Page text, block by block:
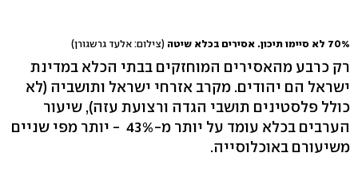
70% לא סיימו תיכון. אסירים בכלא שיטה (צילום: אלעד גרשגורן)
רק כרבע מהאסירים המוחזקים בבתי הכלא במדינת
ישראל הם יהודים. מקרב אזרחי ישראל ותושביה (לא
כולל פלסטינים תושבי הגדה ורצועת עזה), שיעור
הערבים בכלא עומד על יותר מ-43% - יותר מפי שניים
משיעורם באוכלוסייה.